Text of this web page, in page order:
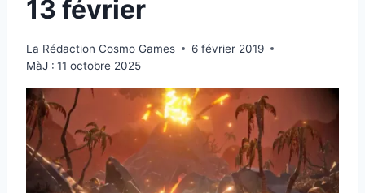
13 février
La Rédaction Cosmo Games
6 février 2019
MàJ : 11 octobre 2025